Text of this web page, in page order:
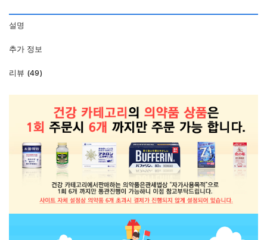
설명
추가 정보
리뷰 (49)